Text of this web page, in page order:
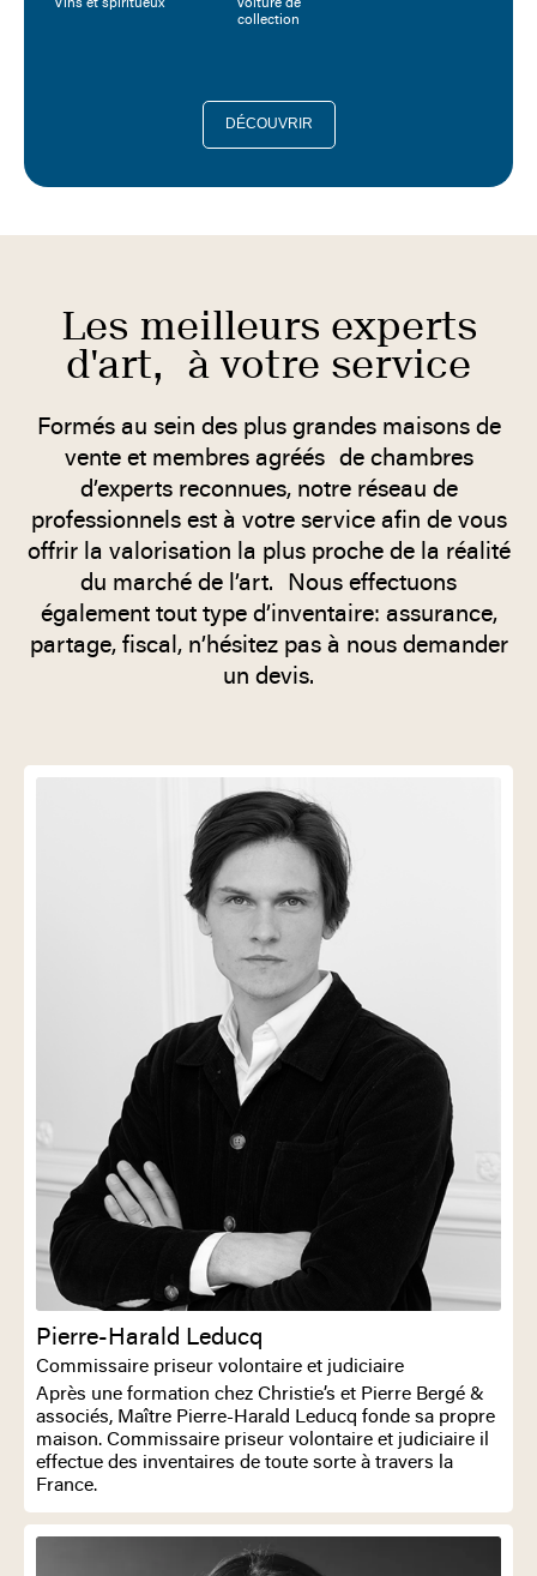
Vins et spiritueux
Voiture de
collection
DÉCOUVRIR
Les meilleurs experts
d'art, à votre service
Formés au sein des plus grandes maisons de
vente et membres agréés de chambres
d’experts reconnues, notre réseau de
professionnels est à votre service afin de vous
offrir la valorisation la plus proche de la réalité
du marché de l’art. Nous effectuons
également tout type d’inventaire: assurance,
partage, fiscal, n’hésitez pas à nous demander
un devis.
Pierre-Harald Leducq
Commissaire priseur volontaire et judiciaire
Après une formation chez Christie’s et Pierre Bergé &
associés, Maître Pierre-Harald Leducq fonde sa propre
maison. Commissaire priseur volontaire et judiciaire il
effectue des inventaires de toute sorte à travers la
France.